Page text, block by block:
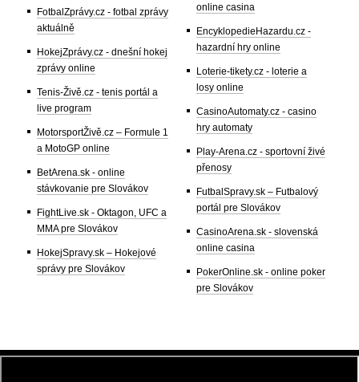
FotbalZprávy.cz - fotbal zprávy
aktuálně
HokejZprávy.cz - dnešní hokej
zprávy online
Tenis-Živě.cz - tenis portál a
live program
MotorsportŽivě.cz – Formule 1
a MotoGP online
BetArena.sk - online
stávkovanie pre Slovákov
FightLive.sk - Oktagon, UFC a
MMA pre Slovákov
HokejSpravy.sk – Hokejové
správy pre Slovákov
online casina
EncyklopedieHazardu.cz -
hazardní hry online
Loterie-tikety.cz - loterie a
losy online
CasinoAutomaty.cz - casino
hry automaty
Play-Arena.cz - sportovní živé
přenosy
FutbalSpravy.sk – Futbalový
portál pre Slovákov
CasinoArena.sk - slovenská
online casina
PokerOnline.sk - online poker
pre Slovákov